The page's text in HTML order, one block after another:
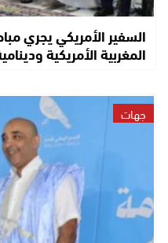
السفير الأمريكي يجري
المغربية الأمريكية
جهات